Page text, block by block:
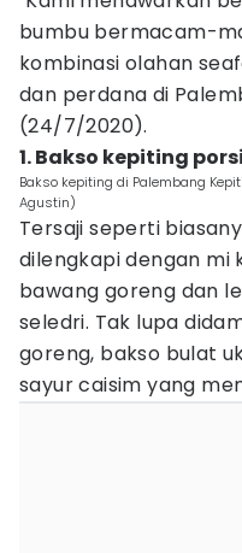
bumbu bermacam-
kombinasi olahan
dan perdana di
(24/7/2020).
1. Bakso kepiting
Bakso kepiting di Palembang
Agustin)
Tersaji seperti
dilengkapi dengan mi
bawang goreng dan
seledri. Tak lupa
goreng, bakso bulat
sayur caisim yang